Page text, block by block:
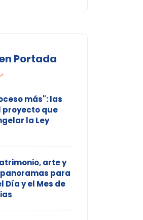
Portada
más": las
que
la Ley
arte y
para
Día y el Mes de